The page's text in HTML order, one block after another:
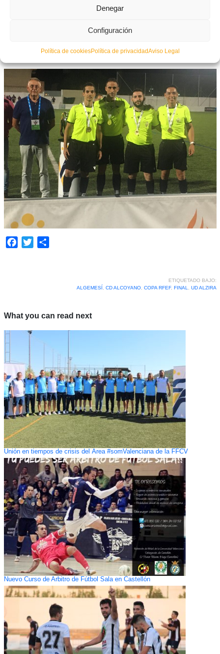
Denegar
Configuración
Política de cookiesPolítica de privacidadAviso Legal
ejerció de cuarto árbitro. Todos del Comité Tècnic d’Àrbitres
a Íker B (UD Alzira). por doble amarilla.
Facebook
Twitter
ETIQUETADO BAJO:
ALGEMESÍ
CD ALCOYANO, COPA RFEF, FINAL UD ALZIRA
What you can read next
Unión en tiempos de crisis del Área #somValenciana de la FFCV
Nuevo Curso de Arbitro de Fútbol Sala en Castellón